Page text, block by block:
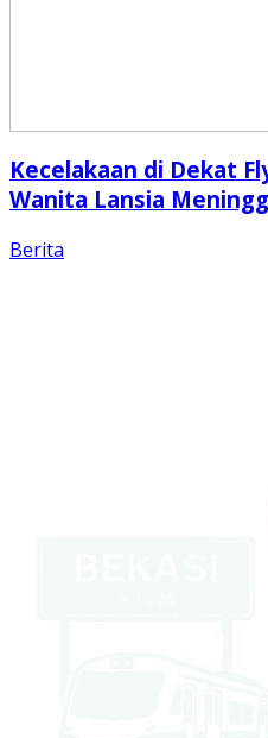
Kecelakaan di Dekat
Wanita Lansia
Berita